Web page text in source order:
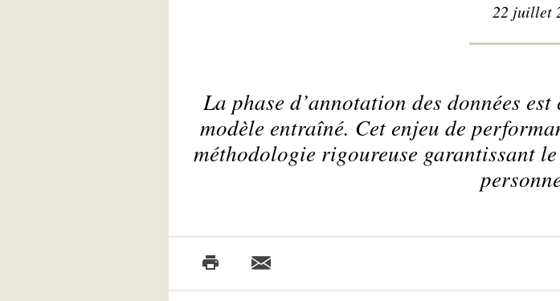
22 juillet
La phase d’annotation des données
modèle entraîné. Cet enjeu de
méthodologie rigoureuse garantissant